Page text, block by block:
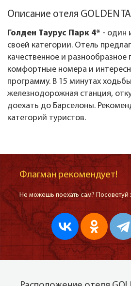
Описание отеля GOLDEN
Голден Таурус Парк 4* - один
своей категории. Отель
качественное и разнообразное
комфортные номера и
программу. В 15 минутах
железнодорожная станция,
доехать до Барселоны.
категорий туристов.
Флагман рекомендует!
Не можешь поехать сам?